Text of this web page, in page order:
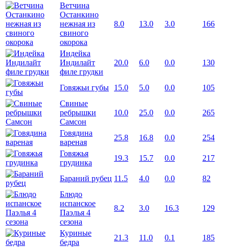
Ветчина
Останкино
нежная из
свиного
окорока
8.0 13.0 3.0 166
Индейка
Индилайт
филе грудки
20.0 6.0 0.0 130
Говяжьи губы 15.0 5.0 0.0
105
Свиные
ребрышки
Самсон
10.0 25.0 0.0 265
Говядина
вареная
25.8 16.8 0.0
254
Говяжья
грудинка
19.3 15.7 0.0 217
Бараний рубец 11.5 4.0 0.0
82
Блюдо
испанское
Паэлья 4
сезона
8.2 3.0 16.3 129
Куриные
бедра
21.3 11.0 0.1
185